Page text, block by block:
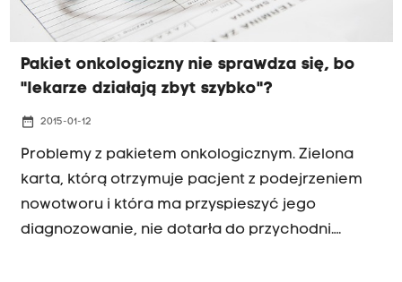
Pakiet onkologiczny nie sprawdza się, bo
"lekarze działają zbyt szybko"?
date_range 2015-01-12
Problemy z pakietem onkologicznym. Zielona
karta, którą otrzymuje pacjent z podejrzeniem
nowotworu i która ma przyspieszyć jego
diagnozowanie, nie dotarła do przychodni.